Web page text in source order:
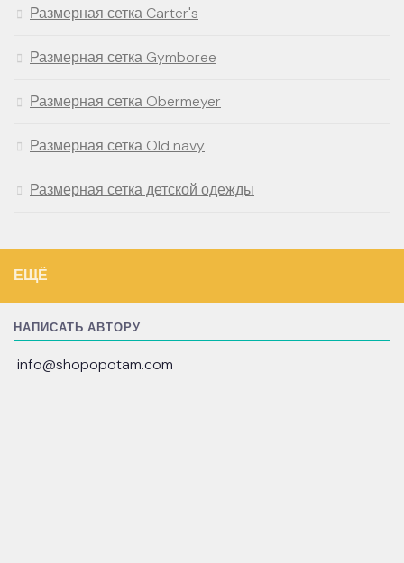
Размерная сетка Carter's
Размерная сетка Gymboree
Размерная сетка Obermeyer
Размерная сетка Old navy
Размерная сетка детской одежды
ЕЩЁ
НАПИСАТЬ АВТОРУ
info@shopopotam.com